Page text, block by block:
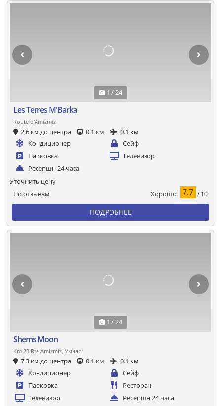
1 / 24
Les Terres M'Barka
Route d'Amizmiz
2.6 км до центра 0.1 км
0.1 км
Кондиционер
Сейф
Парковка
Телевизор
Ресепшн 24 часа
По отзывам Хорошо 7.7 / 10
Уточнить цену
ПОДРОБНЕЕ
1 / 24
Shems Moon
Km 23 Rte Amizmiz, Умнас
7.3 км до центра 0.1 км
0.1 км
Кондиционер
Сейф
Парковка
Ресторан
Телевизор
Ресепшн 24 часа